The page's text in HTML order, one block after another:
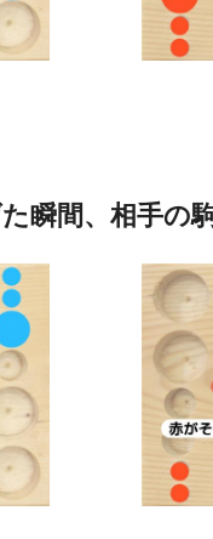
瞬間、相手の